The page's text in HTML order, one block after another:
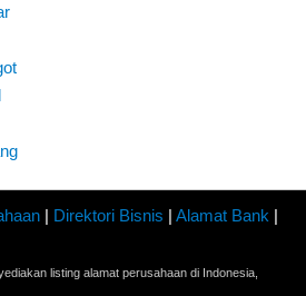
| Direktori Bisnis | Alamat Bank |
listing alamat perusahaan di Indonesia,